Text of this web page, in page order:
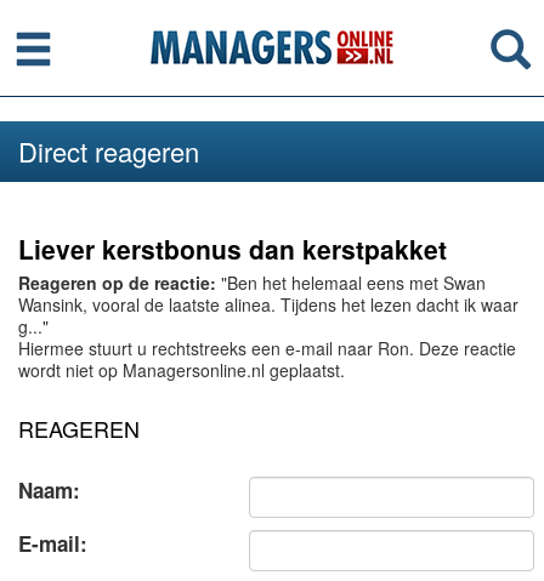
Menu
Direct reageren
Liever kerstbonus dan kerstpakket
Reageren op de reactie: "Ben het helemaal eens met Swan
Wansink, vooral de laatste alinea. Tijdens het lezen dacht ik waar
g..."
Hiermee stuurt u rechtstreeks een e-mail naar Ron. Deze reactie
wordt niet op Managersonline.nl geplaatst.
REAGEREN
Naam:
E-mail: